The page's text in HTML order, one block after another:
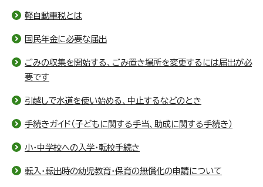
軽自動車税とは
国民年金に必要な届出
ごみの収集を開始する、ごみ置き場所を変更するには届出が必
要です
引越しで水道を使い始める、中止するなどのとき
手続きガイド（子どもに関する手当、助成に関する手続き）
小・中学校への入学・転校手続き
転入・転出時の幼児教育・保育の無償化の申請について